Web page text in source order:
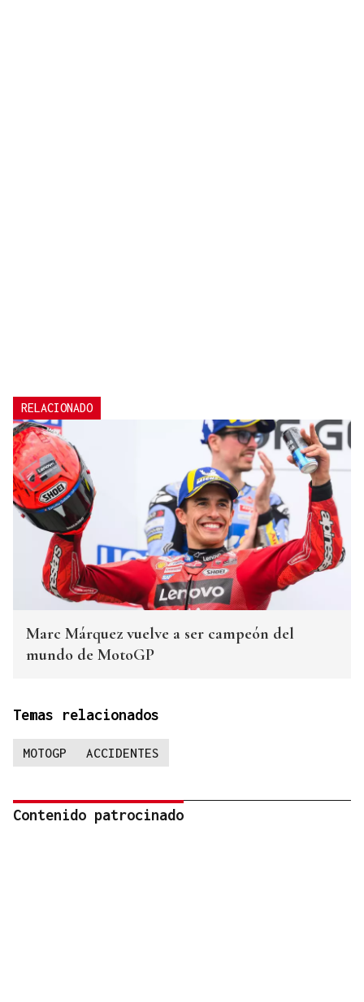
RELACIONADO
Marc Márquez vuelve a ser campeón del
mundo de MotoGP
Temas relacionados
MOTOGP ACCIDENTES
Contenido patrocinado